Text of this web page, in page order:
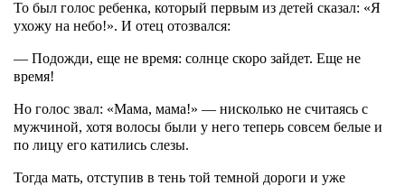
То был голос ребенка, который первым из детей сказал: «Я
ухожу на небо!». И отец отозвался:
— Подожди, еще не время: солнце скоро зайдет. Еще не
время!
Но голос звал: «Мама, мама!» — нисколько не считаясь с
мужчиной, хотя волосы были у него теперь совсем белые и
по лицу его катились слезы.
Тогда мать, отступив в тень той темной дороги и уже